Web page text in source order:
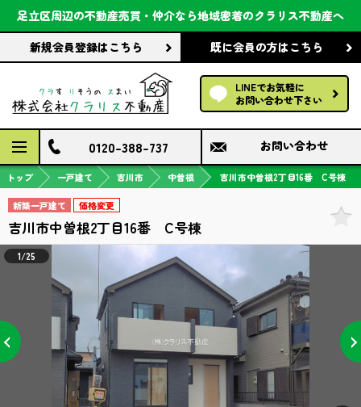
足立区周辺の不動産売買・仲介なら地域密着のクラリス不動産へ
新規会員登録はこちら 既に会員の方はこちら
LINEでお気軽に
お問い合わせ下さい
会社案内
前回の履歴で探す
保存した条件で探す
検討中の物件
0120-388-737 お問い合わせ
トップ 一戸建て 吉川市 中曽根 吉川市中曽根2丁目16番 C号棟
新築一戸建て 価格変更
吉川市中曽根2丁目16番 C号棟
1/25